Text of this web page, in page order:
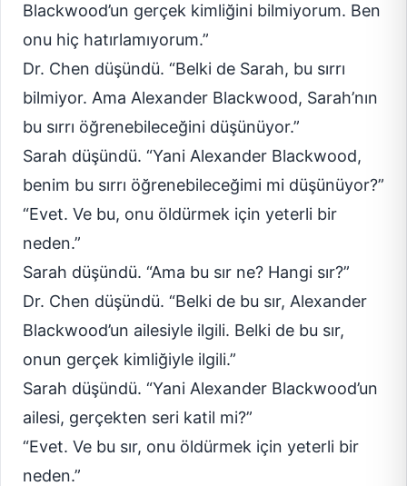
Blackwood’un gerçek kimliğini bilmiyorum. Ben
onu hiç hatırlamıyorum.”
Dr. Chen düşündü. “Belki de Sarah, bu sırrı
bilmiyor. Ama Alexander Blackwood, Sarah’nın
bu sırrı öğrenebileceğini düşünüyor.”
Sarah düşündü. “Yani Alexander Blackwood,
benim bu sırrı öğrenebileceğimi mi düşünüyor?”
“Evet. Ve bu, onu öldürmek için yeterli bir
neden.”
Sarah düşündü. “Ama bu sır ne? Hangi sır?”
Dr. Chen düşündü. “Belki de bu sır, Alexander
Blackwood’un ailesiyle ilgili. Belki de bu sır,
onun gerçek kimliğiyle ilgili.”
Sarah düşündü. “Yani Alexander Blackwood’un
ailesi, gerçekten seri katil mi?”
“Evet. Ve bu sır, onu öldürmek için yeterli bir
neden.”